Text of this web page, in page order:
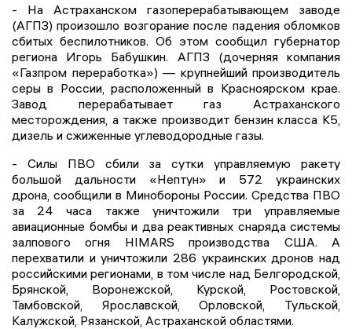
- На Астраханском газоперерабатывающем заводе
(АГПЗ) произошло возгорание после падения обломков
сбитых беспилотников. Об этом сообщил губернатор
региона Игорь Бабушкин. АГПЗ (дочерняя компания
«Газпром переработка») — крупнейший производитель
серы в России, расположенный в Красноярском крае.
Завод перерабатывает газ Астраханского
месторождения, а также производит бензин класса К5,
дизель и сжиженные углеводородные газы.
- Силы ПВО сбили за сутки управляемую ракету
большой дальности «Нептун» и 572 украинских
дрона, сообщили в Минобороны России. Средства ПВО
за 24 часа также уничтожили три управляемые
авиационные бомбы и два реактивных снаряда системы
залпового огня HIMARS производства США. А
перехватили и уничтожили 286 украинских дронов над
российскими регионами, в том числе над Белгородской,
Брянской, Воронежской, Курской, Ростовской,
Тамбовской, Ярославской, Орловской, Тульской,
Калужской, Рязанской, Астраханской областями.